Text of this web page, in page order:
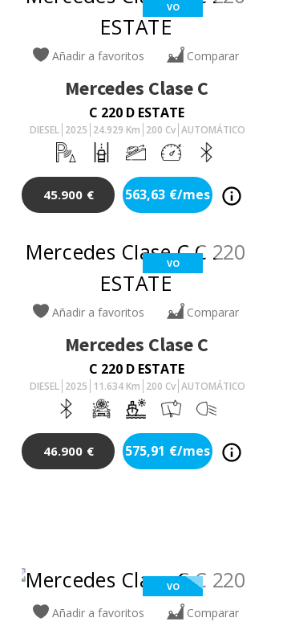
VO
Añadir a favoritos Comparar
Mercedes Clase C
C 220 D ESTATE
DIESEL 2025 24.929 Km 200 Cv AUTOMÁTICO
45.900 € 563,63 €/mes
VO
Añadir a favoritos Comparar
Mercedes Clase C
C 220 D ESTATE
DIESEL 2025 11.634 Km 200 Cv AUTOMÁTICO
46.900 € 575,91 €/mes
VO
Añadir a favoritos Comparar